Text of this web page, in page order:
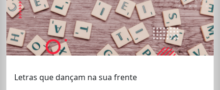
Letras que dançam na sua frente